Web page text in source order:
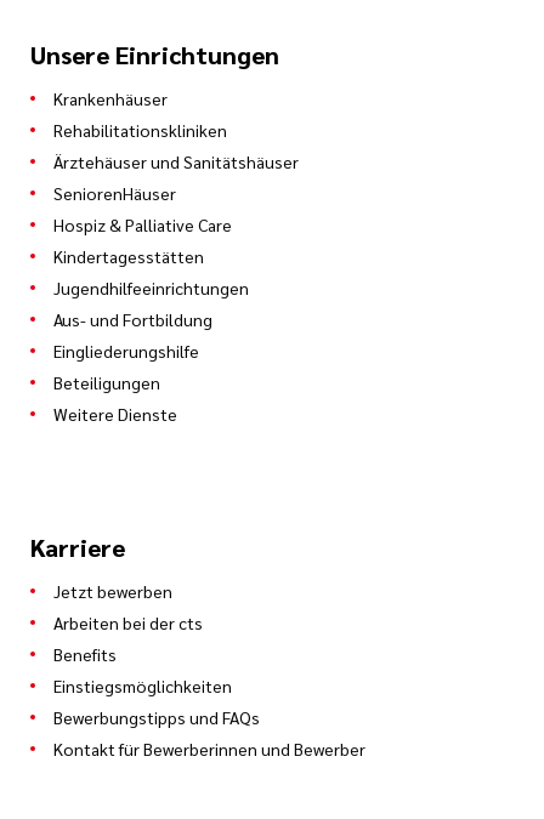
Unsere Einrichtungen
Krankenhäuser
Rehabilitationskliniken
Ärztehäuser und Sanitätshäuser
SeniorenHäuser
Hospiz & Palliative Care
Kindertagesstätten
Jugendhilfeeinrichtungen
Aus- und Fortbildung
Eingliederungshilfe
Beteiligungen
Weitere Dienste
Karriere
Jetzt bewerben
Arbeiten bei der cts
Benefits
Einstiegsmöglichkeiten
Bewerbungstipps und FAQs
Kontakt für Bewerberinnen und Bewerber